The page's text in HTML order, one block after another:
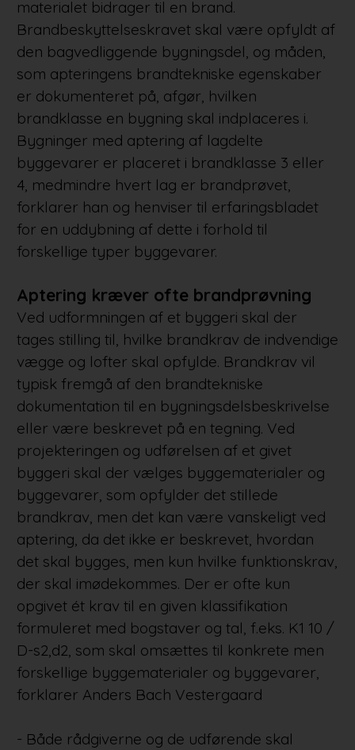
materialet bidrager til en brand.
Brandbeskyttelseskravet skal være opfyldt af
den bagvedliggende bygningsdel, og måden,
som apteringens brandtekniske egenskaber
er dokumenteret på, afgør, hvilken
brandklasse en bygning skal indplaceres i.
Bygninger med aptering af lagdelte
byggevarer er placeret i brandklasse 3 eller
4, medmindre hvert lag er brandprøvet,
forklarer han og henviser til erfaringsbladet
for en uddybning af dette i forhold til
forskellige typer byggevarer.
Aptering kræver ofte brandprøvning
Ved udformningen af et byggeri skal der
tages stilling til, hvilke brandkrav de indvendige
vægge og lofter skal opfylde. Brandkrav vil
typisk fremgå af den brandtekniske
dokumentation til en bygningsdelsbeskrivelse
eller være beskrevet på en tegning. Ved
projekteringen og udførelsen af et givet
byggeri skal der vælges byggematerialer og
byggevarer, som opfylder det stillede
brandkrav, men det kan være vanskeligt ved
aptering, da det ikke er beskrevet, hvordan
det skal bygges, men kun hvilke funktionskrav,
der skal imødekommes. Der er ofte kun
opgivet ét krav til en given klassifikation
formuleret med bogstaver og tal, f.eks. K1 10 /
D-s2,d2, som skal omsættes til konkrete men
forskellige byggematerialer og byggevarer,
forklarer Anders Bach Vestergaard
- Både rådgiverne og de udførende skal